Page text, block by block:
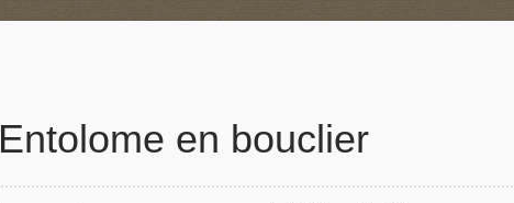
Entolome en bouclier